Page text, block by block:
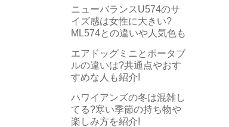
ニューバランスU574のサ
イズ感は女性に大きい?
ML574との違いや人気色も
エアドッグミニとポータブ
ルの違いは?共通点やおす
すめな人も紹介!
ハワイアンズの冬は混雑し
てる?寒い季節の持ち物や
楽しみ方を紹介!